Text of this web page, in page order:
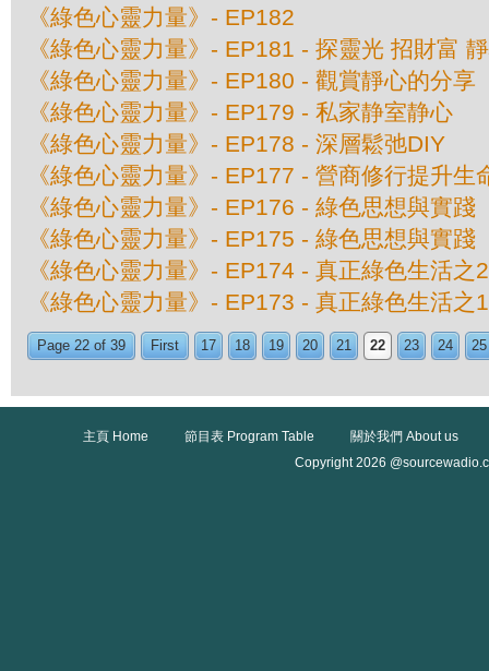
《綠色心靈力量》- EP182
《綠色心靈力量》- EP181 - 探靈光 招財富
《綠色心靈力量》- EP180 - 觀賞靜心的分享
《綠色心靈力量》- EP179 - 私家静室静心
《綠色心靈力量》- EP178 - 深層鬆弛DIY
《綠色心靈力量》- EP177 - 營商修行提升生
《綠色心靈力量》- EP176 - 綠色思想與實踐
《綠色心靈力量》- EP175 - 綠色思想與實踐
《綠色心靈力量》- EP174 - 真正綠色生活之
《綠色心靈力量》- EP173 - 真正綠色生活之
Page 22 of 39 First 17 18 19 20 21 22 23 24 25
主頁 Home 節目表 Program Table
關於我們 About us
Copyright 2026